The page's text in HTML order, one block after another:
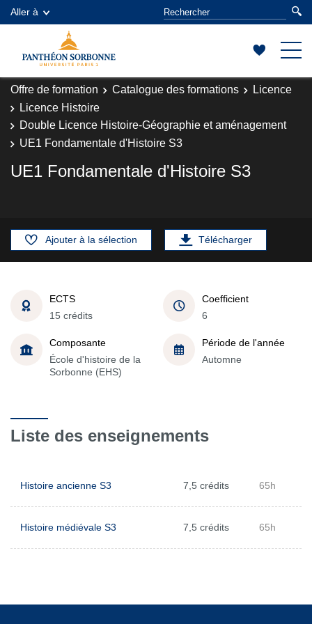
Aller à
Offre de formation Catalogue des formations
Licence
Licence Histoire
Double Licence Histoire-Géographie et aménagement
UE1 Fondamentale d'Histoire S3
UE1 Fondamentale d'Histoire S3
Ajouter à la sélection Télécharger
ECTS
15 crédits
Coefficient
6
Composante
École d'histoire de la
Sorbonne (EHS)
Période de l'année
Automne
Liste des enseignements
Histoire ancienne S3 7,5 crédits 65h
Histoire médiévale S3 7,5 crédits 65h